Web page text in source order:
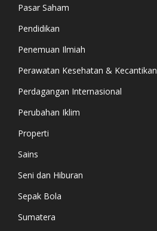
Pasar Saham
Pendidikan
Penemuan Ilmiah
Perawatan Kesehatan & Kecantikan
Perdagangan Internasional
Perubahan Iklim
Properti
Sains
Seni dan Hiburan
Sepak Bola
Sumatera